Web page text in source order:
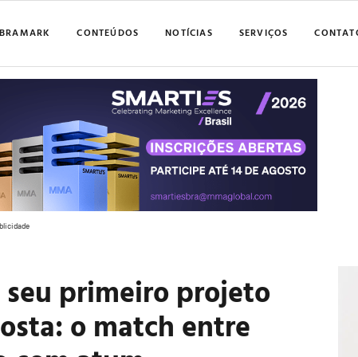
CONTEÚDOS NOTÍCIAS SERVIÇOS
primeiro projeto
o match entre